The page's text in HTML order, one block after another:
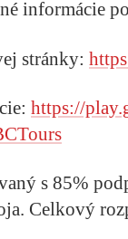
informácie
stránky:
https://
s 85%
Celkový